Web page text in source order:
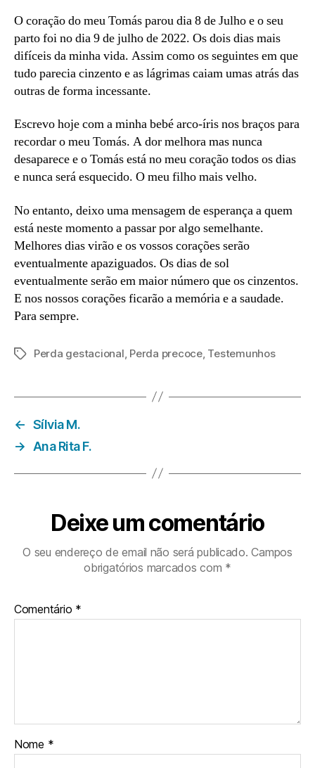
O coração do meu Tomás parou dia 8 de Julho e o seu
parto foi no dia 9 de julho de 2022. Os dois dias mais
difíceis da minha vida. Assim como os seguintes em que
tudo parecia cinzento e as lágrimas caiam umas atrás das
outras de forma incessante.
Escrevo hoje com a minha bebé arco-íris nos braços para
recordar o meu Tomás. A dor melhora mas nunca
desaparece e o Tomás está no meu coração todos os dias
e nunca será esquecido. O meu filho mais velho.
No entanto, deixo uma mensagem de esperança a quem
está neste momento a passar por algo semelhante.
Melhores dias virão e os vossos corações serão
eventualmente apaziguados. Os dias de sol
eventualmente serão em maior número que os cinzentos.
E nos nossos corações ficarão a memória e a saudade.
Para sempre.
Etiquetas
Perda gestacional Perda precoce, Testemunhos
← Sílvia M.
→ Ana Rita F.
Deixe um comentário
O seu endereço de email não será publicado. Campos
obrigatórios marcados com *
Comentário *
Nome *